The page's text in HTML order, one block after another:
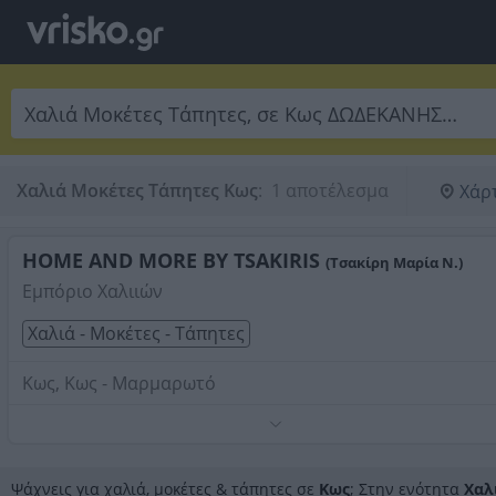
Χαλιά Μοκέτες Τάπητες Κως: 1 αποτέλεσμα
HOME AND MORE BY TSAKIRIS (Τσακίρη Μαρία Ν.)
Εμπόριο Χαλιιών
Χαλιά - Μοκέτες - Τάπητες
Κως, Κως - Μαρμαρωτό
Ψάχνεις για χαλιά, μοκέτες & τάπητες σε Κως; Στην ενότητα